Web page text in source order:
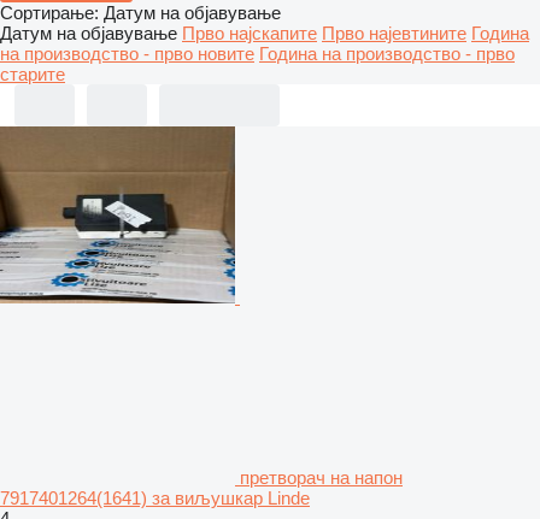
Сортирање: Датум на објавување
Датум на објавување Прво најскапите Прво најевтините Година
на производство - прво новите Година на производство - прво
старите
претворач на напон
7917401264(1641) за виљушкар Linde